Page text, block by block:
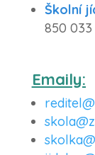
Školní
850 033
Emaily: